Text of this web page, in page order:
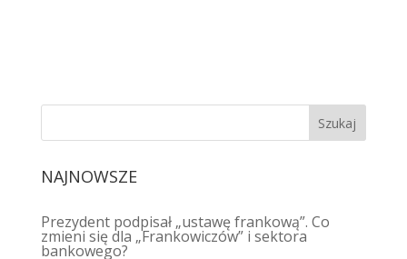
NAJNOWSZE
Prezydent podpisał „ustawę frankową”. Co
zmieni się dla „Frankowiczów” i sektora
bankowego?